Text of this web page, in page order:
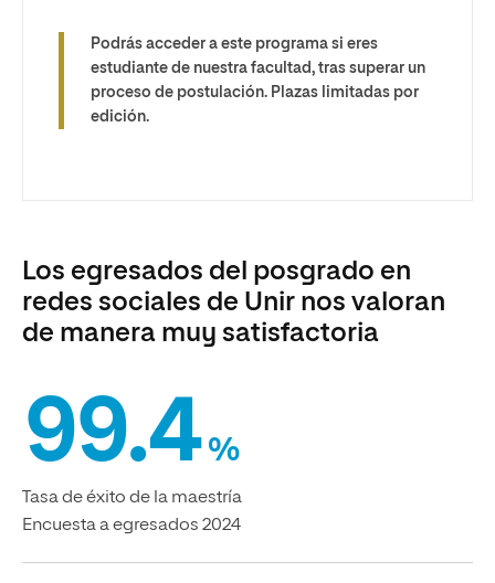
Podrás acceder a este programa si eres
estudiante de nuestra facultad, tras superar un
proceso de postulación. Plazas limitadas por
edición.
Los egresados del posgrado en
redes sociales de Unir nos valoran
de manera muy satisfactoria
99.4 %
Tasa de éxito de la maestría
Encuesta a egresados 2024